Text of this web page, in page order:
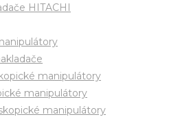
HITACHI
manipulátory
manipulátory
manipulátory